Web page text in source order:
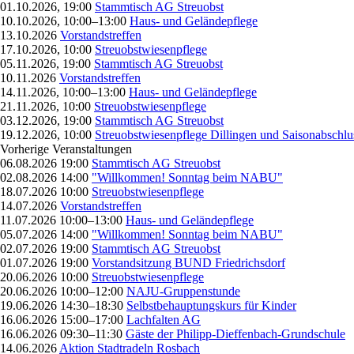
01.10.2026, 19:00 Stammtisch AG Streuobst
10.10.2026, 10:00–13:00 Haus- und Geländepflege
13.10.2026 Vorstandstreffen
17.10.2026, 10:00 Streuobstwiesenpflege
05.11.2026, 19:00 Stammtisch AG Streuobst
10.11.2026 Vorstandstreffen
14.11.2026, 10:00–13:00 Haus- und Geländepflege
21.11.2026, 10:00 Streuobstwiesenpflege
03.12.2026, 19:00 Stammtisch AG Streuobst
19.12.2026, 10:00 Streuobstwiesenpflege Dillingen und
Vorherige Veranstaltungen
06.08.2026 19:00 Stammtisch AG Streuobst
02.08.2026 14:00 "Willkommen! Sonntag beim NABU"
18.07.2026 10:00 Streuobstwiesenpflege
14.07.2026 Vorstandstreffen
11.07.2026 10:00–13:00 Haus- und Geländepflege
05.07.2026 14:00 "Willkommen! Sonntag beim NABU"
02.07.2026 19:00 Stammtisch AG Streuobst
01.07.2026 19:00 Vorstandsitzung BUND Friedrichsdorf
20.06.2026 10:00 Streuobstwiesenpflege
20.06.2026 10:00–12:00 NAJU-Gruppenstunde
19.06.2026 14:30–18:30 Selbstbehauptungskurs für Kinder
16.06.2026 15:00–17:00 Lachfalten AG
16.06.2026 09:30–11:30 Gäste der Philipp-Dieffenbach-Grundschule
14.06.2026 Aktion Stadtradeln Rosbach